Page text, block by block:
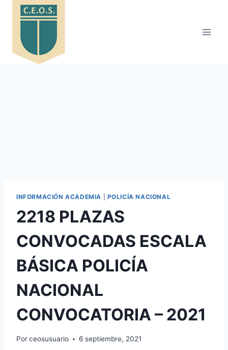
Saltar
INFORMACIÓN ACADEMIA POLICÍA NACIONAL
2218 PLAZAS
CONVOCADAS ESCALA
BÁSICA POLICÍA
NACIONAL
CONVOCATORIA – 2021
Porceosusuario 6 septiembre, 2021